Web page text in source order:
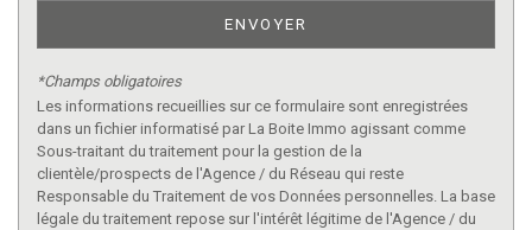
ENVOYER
*Champs obligatoires
Les informations recueillies sur ce formulaire sont enregistrées
dans un fichier informatisé par La Boite Immo agissant comme
Sous-traitant du traitement pour la gestion de la
clientèle/prospects de l'Agence / du Réseau qui reste
Responsable du Traitement de vos Données personnelles. La base
légale du traitement repose sur l'intérêt légitime de l'Agence / du